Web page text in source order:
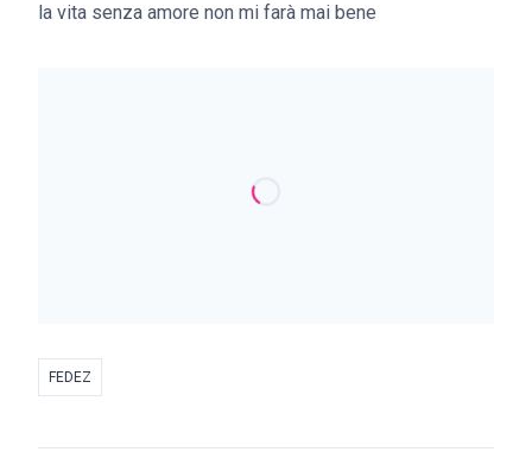
la vita senza amore non mi farà mai bene
FEDEZ